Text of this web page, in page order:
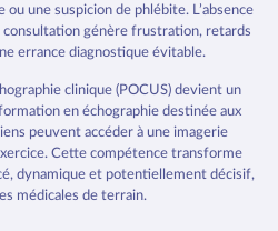
une suspicion de phlébite. L’absence
consultation génère frustration, retards
errance diagnostique évitable.
clinique (POCUS) devient un
en échographie destinée aux
peuvent accéder à une imagerie
Cette compétence transforme
dynamique et potentiellement décisif,
médicales de terrain.